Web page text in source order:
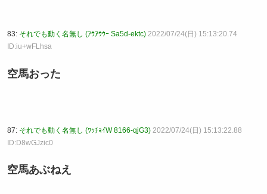
83: それでも動く名無し (ｱｳｱｳｳｰ Sa5d-ektc) 2022/07/24(日) 15:13:20.74
ID:iu+wFLhsa
空馬おった
87: それでも動く名無し (ﾜｯﾁｮｲW 8166-qjG3) 2022/07/24(日) 15:13:22.88
ID:D8wGJzic0
空馬あぶねえ